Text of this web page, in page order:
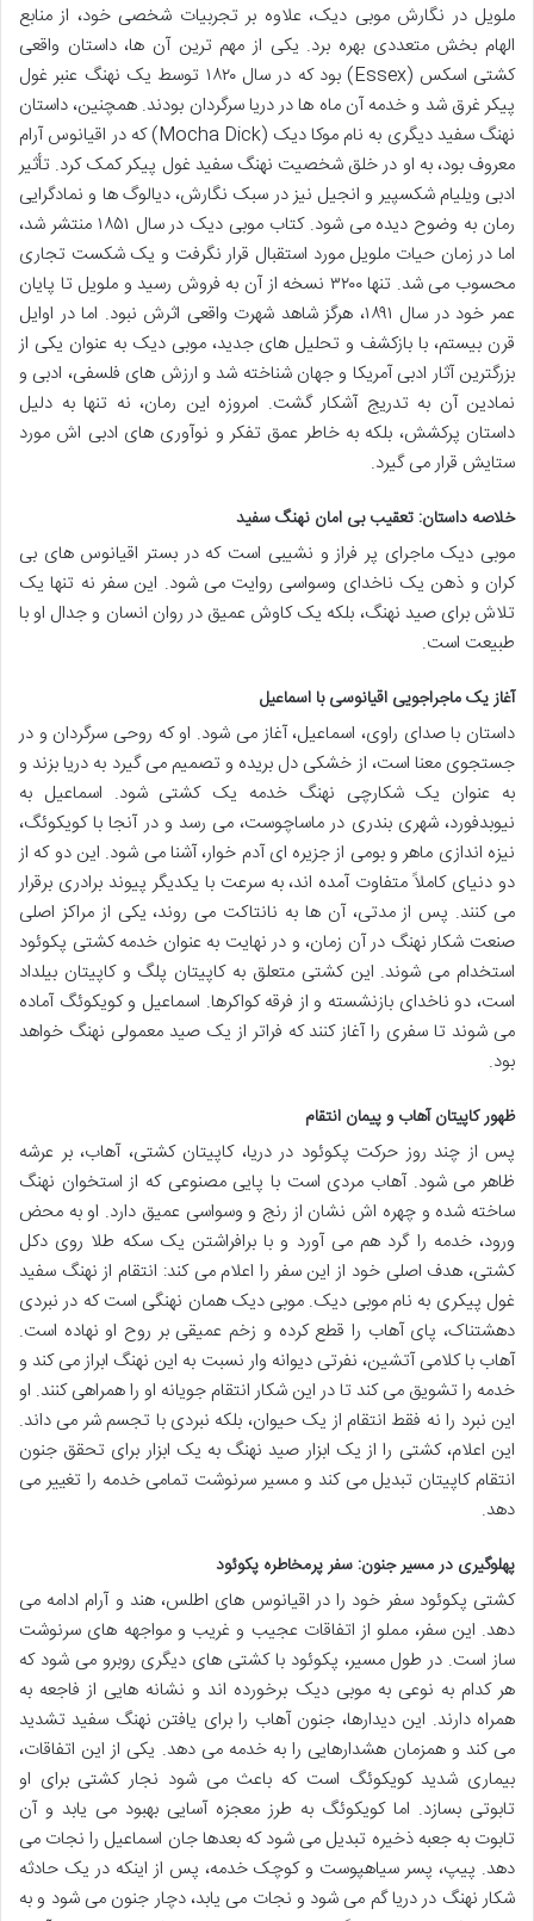
ملویل در نگارش موبی دیک، علاوه بر تجربیات شخصی خود، از منابع
الهام بخش متعددی بهره برد. یکی از مهم ترین آن ها، داستان واقعی
کشتی اسکس (Essex) بود که در سال ۱۸۲۰ توسط یک نهنگ عنبر غول
پیکر غرق شد و خدمه آن ماه ها در دریا سرگردان بودند. همچنین، داستان
نهنگ سفید دیگری به نام موکا دیک (Mocha Dick) که در اقیانوس آرام
معروف بود، به او در خلق شخصیت نهنگ سفید غول پیکر کمک کرد. تأثیر
ادبی ویلیام شکسپیر و انجیل نیز در سبک نگارش، دیالوگ ها و نمادگرایی
رمان به وضوح دیده می شود. کتاب موبی دیک در سال ۱۸۵۱ منتشر شد،
اما در زمان حیات ملویل مورد استقبال قرار نگرفت و یک شکست تجاری
محسوب می شد. تنها ۳۲۰۰ نسخه از آن به فروش رسید و ملویل تا پایان
عمر خود در سال ۱۸۹۱، هرگز شاهد شهرت واقعی اثرش نبود. اما در اوایل
قرن بیستم، با بازکشف و تحلیل های جدید، موبی دیک به عنوان یکی از
بزرگترین آثار ادبی آمریکا و جهان شناخته شد و ارزش های فلسفی، ادبی و
نمادین آن به تدریج آشکار گشت. امروزه این رمان، نه تنها به دلیل
داستان پرکشش، بلکه به خاطر عمق تفکر و نوآوری های ادبی اش مورد
ستایش قرار می گیرد.
خلاصه داستان: تعقیب بی امان نهنگ سفید
موبی دیک ماجرای پر فراز و نشیبی است که در بستر اقیانوس های بی
کران و ذهن یک ناخدای وسواسی روایت می شود. این سفر نه تنها یک
تلاش برای صید نهنگ، بلکه یک کاوش عمیق در روان انسان و جدال او با
طبیعت است.
آغاز یک ماجراجویی اقیانوسی با اسماعیل
داستان با صدای راوی، اسماعیل، آغاز می شود. او که روحی سرگردان و در
جستجوی معنا است، از خشکی دل بریده و تصمیم می گیرد به دریا بزند و
به عنوان یک شکارچی نهنگ خدمه یک کشتی شود. اسماعیل به
نیوبدفورد، شهری بندری در ماساچوست، می رسد و در آنجا با کویکوئگ،
نیزه اندازی ماهر و بومی از جزیره ای آدم خوار، آشنا می شود. این دو که از
دو دنیای کاملاً متفاوت آمده اند، به سرعت با یکدیگر پیوند برادری برقرار
می کنند. پس از مدتی، آن ها به نانتاکت می روند، یکی از مراکز اصلی
صنعت شکار نهنگ در آن زمان، و در نهایت به عنوان خدمه کشتی پکوئود
استخدام می شوند. این کشتی متعلق به کاپیتان پلگ و کاپیتان بیلداد
است، دو ناخدای بازنشسته و از فرقه کواکرها. اسماعیل و کویکوئگ آماده
می شوند تا سفری را آغاز کنند که فراتر از یک صید معمولی نهنگ خواهد
بود.
ظهور کاپیتان آهاب و پیمان انتقام
پس از چند روز حرکت پکوئود در دریا، کاپیتان کشتی، آهاب، بر عرشه
ظاهر می شود. آهاب مردی است با پایی مصنوعی که از استخوان نهنگ
ساخته شده و چهره اش نشان از رنج و وسواسی عمیق دارد. او به محض
ورود، خدمه را گرد هم می آورد و با برافراشتن یک سکه طلا روی دکل
کشتی، هدف اصلی خود از این سفر را اعلام می کند: انتقام از نهنگ سفید
غول پیکری به نام موبی دیک. موبی دیک همان نهنگی است که در نبردی
دهشتناک، پای آهاب را قطع کرده و زخم عمیقی بر روح او نهاده است.
آهاب با کلامی آتشین، نفرتی دیوانه وار نسبت به این نهنگ ابراز می کند و
خدمه را تشویق می کند تا در این شکار انتقام جویانه او را همراهی کنند. او
این نبرد را نه فقط انتقام از یک حیوان، بلکه نبردی با تجسم شر می داند.
این اعلام، کشتی را از یک ابزار صید نهنگ به یک ابزار برای تحقق جنون
انتقام کاپیتان تبدیل می کند و مسیر سرنوشت تمامی خدمه را تغییر می
دهد.
پهلوگیری در مسیر جنون: سفر پرمخاطره پکوئود
کشتی پکوئود سفر خود را در اقیانوس های اطلس، هند و آرام ادامه می
دهد. این سفر، مملو از اتفاقات عجیب و غریب و مواجهه های سرنوشت
ساز است. در طول مسیر، پکوئود با کشتی های دیگری روبرو می شود که
هر کدام به نوعی به موبی دیک برخورده اند و نشانه هایی از فاجعه به
همراه دارند. این دیدارها، جنون آهاب را برای یافتن نهنگ سفید تشدید
می کند و همزمان هشدارهایی را به خدمه می دهد. یکی از این اتفاقات،
بیماری شدید کویکوئگ است که باعث می شود نجار کشتی برای او
تابوتی بسازد. اما کویکوئگ به طرز معجزه آسایی بهبود می یابد و آن
تابوت به جعبه ذخیره تبدیل می شود که بعدها جان اسماعیل را نجات می
دهد. پیپ، پسر سیاهپوست و کوچک خدمه، پس از اینکه در یک حادثه
شکار نهنگ در دریا گم می شود و نجات می یابد، دچار جنون می شود و به